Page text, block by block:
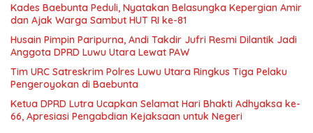
Kades Baebunta Peduli, Nyatakan Belasungka Kepergian Amir
dan Ajak Warga Sambut HUT RI ke-81
Husain Pimpin Paripurna, Andi Takdir Jufri Resmi Dilantik Jadi
Anggota DPRD Luwu Utara Lewat PAW
Tim URC Satreskrim Polres Luwu Utara Ringkus Tiga Pelaku
Pengeroyokan di Baebunta
Ketua DPRD Lutra Ucapkan Selamat Hari Bhakti Adhyaksa ke-
66, Apresiasi Pengabdian Kejaksaan untuk Negeri